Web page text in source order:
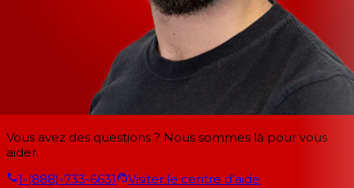
Vous avez des questions ? Nous sommes là pour vous
aider.
1-(888)-733-6631
Visiter le centre d'aide